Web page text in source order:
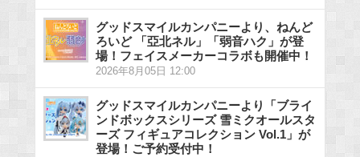
グッドスマイルカンパニーより、ねんど
ろいど 「亞北ネル」「弱音ハク」が登
場！フェイスメーカーコラボも開催中！
2026年8月05日 12:00
グッドスマイルカンパニーより「ブライ
ンドボックスシリーズ 雪ミクオールスタ
ーズ フィギュアコレクション Vol.1」が
登場！ご予約受付中！